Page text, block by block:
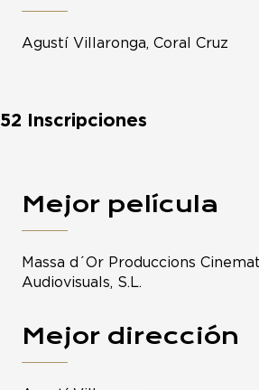
Agustí Villaronga, Coral Cruz
52 Inscripciones
Mejor película
Massa d´Or Produccions
Audiovisuals, S.L.
Mejor dirección